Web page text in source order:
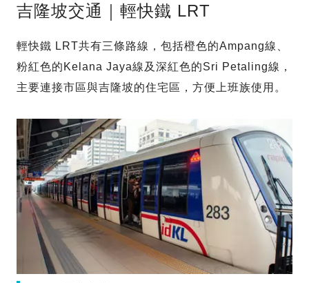
吉隆坡交通｜輕快鐵 LRT
輕快鐵 LRT共有三條路線，包括橙色的Ampang線、
粉紅色的Kelana Jaya線及深紅色的Sri Petaling線，
主要連接市區與吉隆坡的住宅區，方便上班族使用。